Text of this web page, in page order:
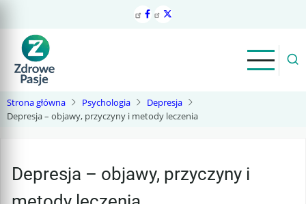
treści
Strona główna Psychologia
Depresja
Depresja – objawy, przyczyny i metody leczenia
Depresja – objawy, przyczyny i